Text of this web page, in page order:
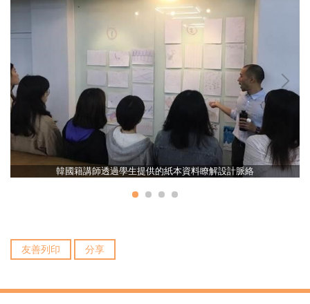
韓國籍講師透過學生提供的紙本資料瞭解設計脈絡
友善列印 分享